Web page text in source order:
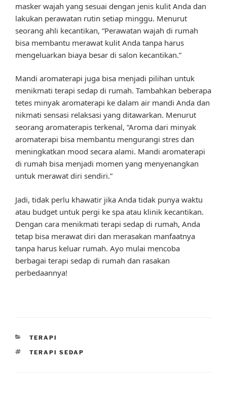
masker wajah yang sesuai dengan jenis kulit Anda dan
lakukan perawatan rutin setiap minggu. Menurut
seorang ahli kecantikan, “Perawatan wajah di rumah
bisa membantu merawat kulit Anda tanpa harus
mengeluarkan biaya besar di salon kecantikan.”
Mandi aromaterapi juga bisa menjadi pilihan untuk
menikmati terapi sedap di rumah. Tambahkan beberapa
tetes minyak aromaterapi ke dalam air mandi Anda dan
nikmati sensasi relaksasi yang ditawarkan. Menurut
seorang aromaterapis terkenal, “Aroma dari minyak
aromaterapi bisa membantu mengurangi stres dan
meningkatkan mood secara alami. Mandi aromaterapi
di rumah bisa menjadi momen yang menyenangkan
untuk merawat diri sendiri.”
Jadi, tidak perlu khawatir jika Anda tidak punya waktu
atau budget untuk pergi ke spa atau klinik kecantikan.
Dengan cara menikmati terapi sedap di rumah, Anda
tetap bisa merawat diri dan merasakan manfaatnya
tanpa harus keluar rumah. Ayo mulai mencoba
berbagai terapi sedap di rumah dan rasakan
perbedaannya!
CATEGORIES
TERAPI
TAGS
TERAPI SEDAP